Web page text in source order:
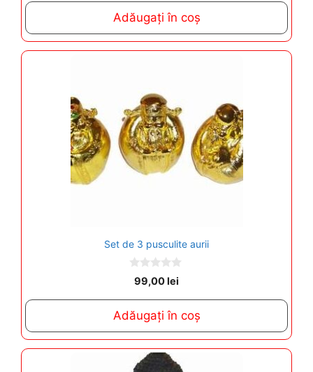
o
5
Adăugați în coș
Set de 3 pusculite aurii
o
5
99,00lei
Adăugați în coș